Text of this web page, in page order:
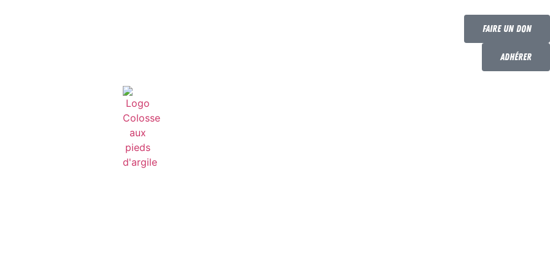
Faire un don
Adhérer